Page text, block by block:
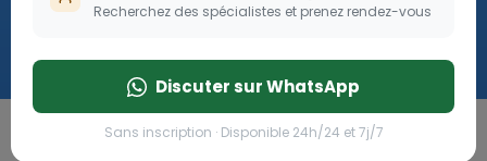
Recherchez des spécialistes et prenez rendez-vous
Discuter sur WhatsApp
Sans inscription · Disponible 24h/24 et 7j/7